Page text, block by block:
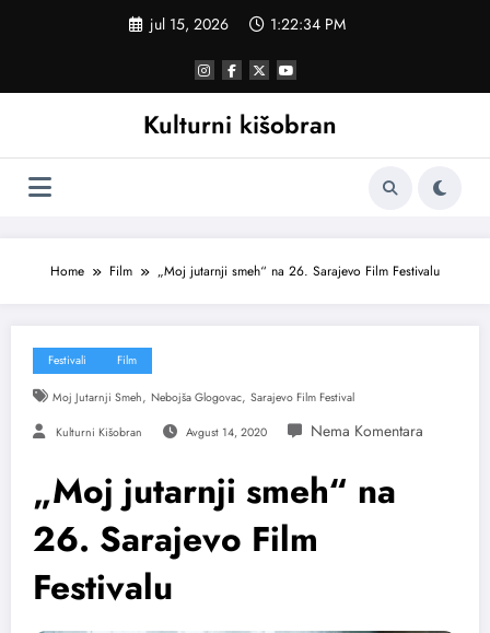
jul 15, 2026 1:22:35 PM
Kulturni kišobran
Home Film „Moj jutarnji smeh“ na 26. Sarajevo Film Festivalu
Festivali Film
Moj Jutarnji Smeh, Nebojša Glogovac, Sarajevo Film Festival
Kulturni Kišobran Avgust 14, 2020
„Moj jutarnji smeh“ na
26. Sarajevo Film
Festivalu